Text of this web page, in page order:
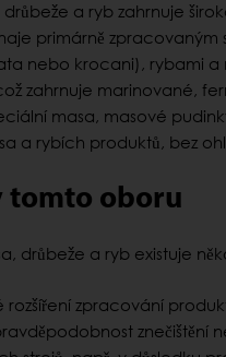
a ryb zahrnuje
primárně zpracovaným
nebo krocani), rybami a
zahrnuje marinované,
masa, masové
a rybích produktů, bez
tomto oboru
drůbeže a ryb existuje
rozšíření zpracování